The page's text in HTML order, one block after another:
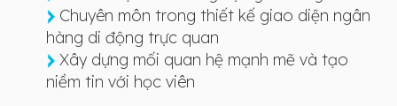
Chuyên môn trong thiết kế giao diện ngân
hàng di động trực quan
Xây dựng mối quan hệ mạnh mẽ và tạo
niềm tin với học viên